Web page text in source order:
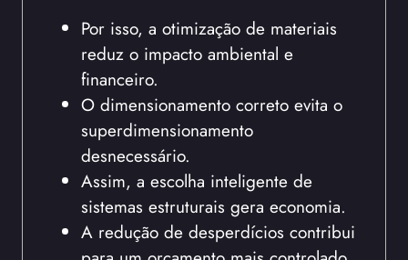
Por isso, a otimização de materiais
reduz o impacto ambiental e
financeiro.
O dimensionamento correto evita o
superdimensionamento
desnecessário.
Assim, a escolha inteligente de
sistemas estruturais gera economia.
A redução de desperdícios contribui